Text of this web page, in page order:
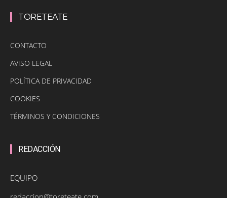
TORETEATE
CONTACTO
AVISO LEGAL
POLÍTICA DE PRIVACIDAD
COOKIES
TÉRMINOS Y CONDICIONES
REDACCIÓN
EQUIPO